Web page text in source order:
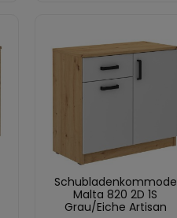
Schubladenkommode
Malta 820 2D 1S
Grau/Eiche Artisan